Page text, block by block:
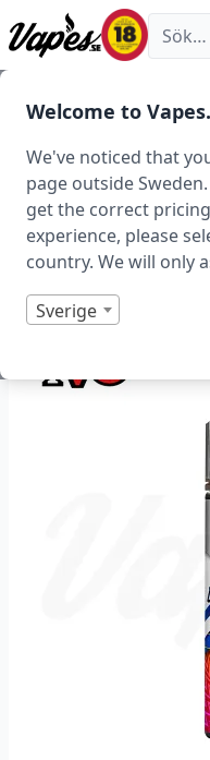
Welcome to
We've noticed that
page outside
get the correct
experience, please
country. We will only
Sverige
Vapes.se
E-juice Shortfills
IVG
Lagoon (50
Art.nr: 40070
Slut i lager